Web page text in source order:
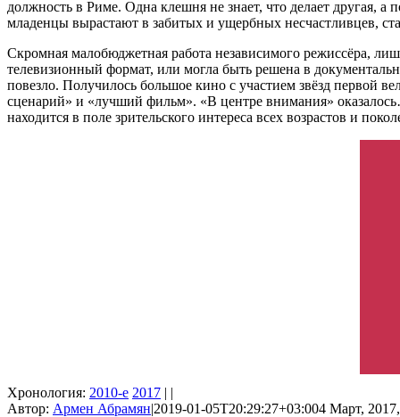
должность в Риме. Одна клешня не знает, что делает другая,
младенцы вырастают в забитых и ущербных несчастливцев,
Скромная малобюджетная работа независимого режиссёра,
телевизионный формат, или могла быть решена в
повезло. Получилось большое кино с участием звёзд
сценарий» и «лучший фильм». «В центре внимания»
находится в поле зрительского интереса всех возрастов и
Хронология: 2010-е 2017 | |
Автор: Армен Абрамян|2019-01-05T20:29:27+03:004 Март,